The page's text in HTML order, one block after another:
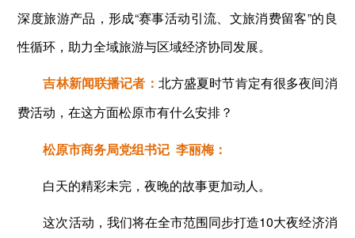
深度旅游产品，形成“赛事活动引流、文旅消费留客”的良
性循环，助力全域旅游与区域经济协同发展。
吉林新闻联播记者： 北方盛夏时节肯定有很多夜间消
费活动，在这方面松原市有什么安排？
松原市商务局党组书记 李丽梅：
白天的精彩未完，夜晚的故事更加动人。
这次活动，我们将在全市范围同步打造10大夜经济消